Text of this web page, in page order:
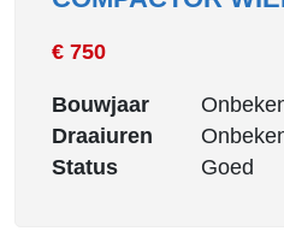
€ 750
Bouwjaar
Draaiuren
Status
Goed